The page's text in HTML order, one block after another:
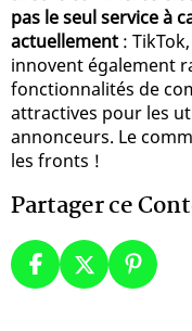
pas le seul service à
actuellement :
innovent également
fonctionnalités de
attractives pour les
annonceurs. Le
les fronts !
Partager ce